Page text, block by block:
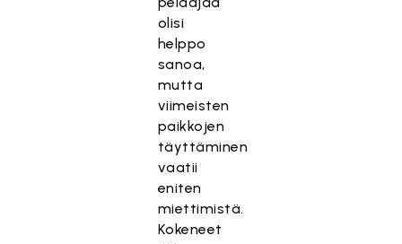
olisi
helppo
sanoa,
mutta
viimeisten
paikkojen
täyttäminen
vaatii
eniten
miettimistä.
Kokeneet